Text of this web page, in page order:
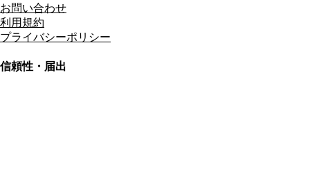
お問い合わせ
利用規約
プライバシーポリシー
信頼性・届出